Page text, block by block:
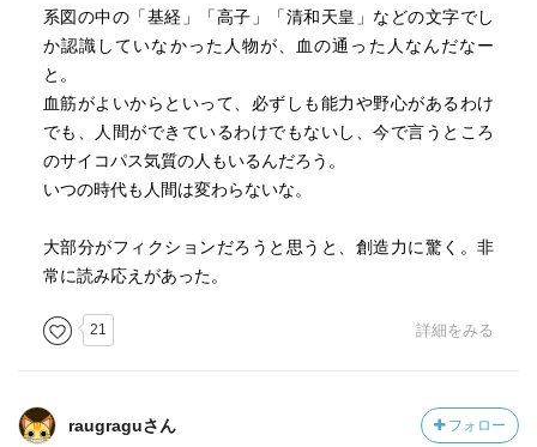
系図の中の「基経」「高子」「清和天皇」などの文字でし
か認識していなかった人物が、血の通った人なんだなー
と。
血筋がよいからといって、必ずしも能力や野心があるわけ
でも、人間ができているわけでもないし、今で言うところ
のサイコパス気質の人もいるんだろう。
いつの時代も人間は変わらないな。
大部分がフィクションだろうと思うと、創造力に驚く。非
常に読み応えがあった。
21 詳細をみる
raugraguさん フォロー